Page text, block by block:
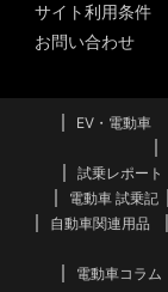
サイト利用条件
お問い合わせ
EV・電動車
試乗レポート
電動車 試乗記
自動車関連用品
電動車コラム